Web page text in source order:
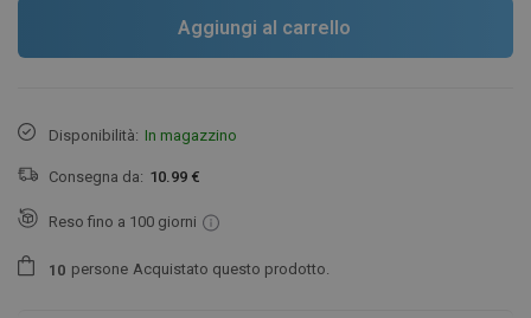
Aggiungi al carrello
Disponibilità: In magazzino
Consegna da: 10.99 €
Reso fino a 100 giorni
1 0 persone Acquistato questo prodotto.